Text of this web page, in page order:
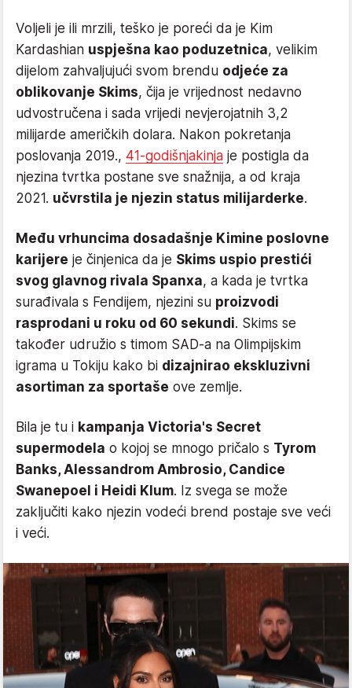
Voljeli je ili mrzili, teško je poreći da je Kim
Kardashian uspješna kao poduzetnica, velikim
dijelom zahvaljujući svom brendu odjeće za
oblikovanje Skims, čija je vrijednost nedavno
udvostručena i sada vrijedi nevjerojatnih 3,2
milijarde američkih dolara. Nakon pokretanja
poslovanja 2019., 41-godišnjakinja je postigla da
njezina tvrtka postane sve snažnija, a od kraja
2021. učvrstila je njezin status milijarderke.
Među vrhuncima dosadašnje Kimine poslovne
karijere je činjenica da je Skims uspio prestići
svog glavnog rivala Spanxa, a kada je tvrtka
surađivala s Fendijem, njezini su proizvodi
rasprodani u roku od 60 sekundi. Skims se
također udružio s timom SAD-a na Olimpijskim
igrama u Tokiju kako bi dizajnirao ekskluzivni
asortiman za sportaše ove zemlje.
Bila je tu i kampanja Victoria's Secret
supermodela o kojoj se mnogo pričalo s Tyrom
Banks, Alessandrom Ambrosio, Candice
Swanepoel i Heidi Klum. Iz svega se može
zaključiti kako njezin vodeći brend postaje sve veći
i veći.